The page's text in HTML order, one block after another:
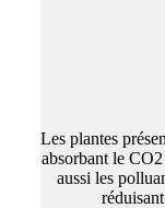
Les plantes
absorbant le
aussi les